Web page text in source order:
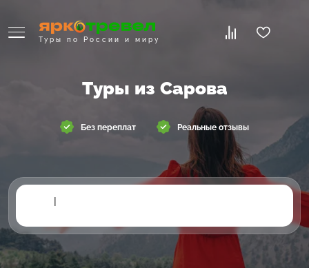
Туры по России и миру
Туры из Сарова
Без переплат Реальные отзывы
|